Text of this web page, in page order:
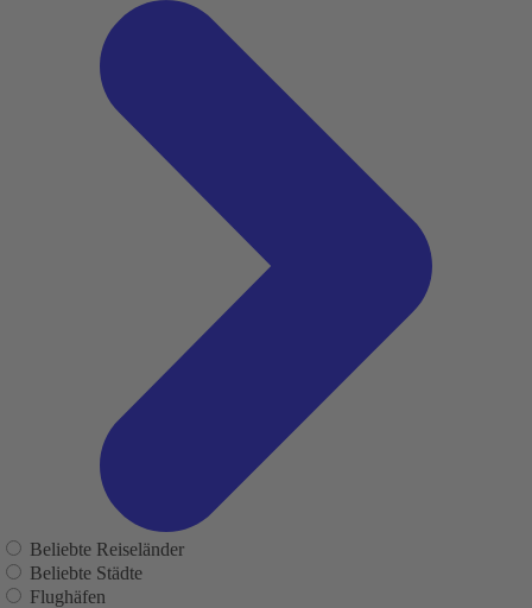
Beliebte Reiseländer
Beliebte Städte
Flughäfen